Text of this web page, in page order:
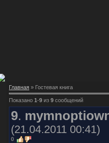
Главная » Гостевая книга
Показано 1-9 из 9 сообщений
9.
(21.04.2011 00:41)
0